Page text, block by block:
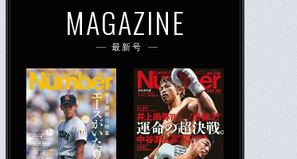
MAGAZINE
最新号